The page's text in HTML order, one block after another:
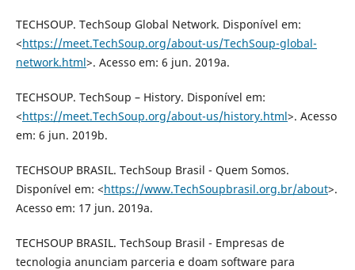
TECHSOUP. TechSoup Global Network. Disponível em:
<https://meet.TechSoup.org/about-us/TechSoup-global-
network.html>. Acesso em: 6 jun. 2019a.
TECHSOUP. TechSoup – History. Disponível em:
<https://meet.TechSoup.org/about-us/history.html>. Acesso
em: 6 jun. 2019b.
TECHSOUP BRASIL. TechSoup Brasil - Quem Somos.
Disponível em: <https://www.TechSoupbrasil.org.br/about>.
Acesso em: 17 jun. 2019a.
TECHSOUP BRASIL. TechSoup Brasil - Empresas de
tecnologia anunciam parceria e doam software para